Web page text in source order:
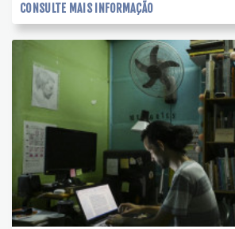
CONSULTE MAIS INFORMAÇÃO